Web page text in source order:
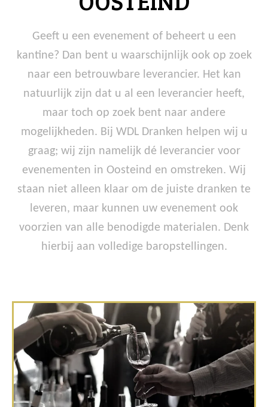
Geeft u een evenement of beheert u een
kantine? Dan bent u waarschijnlijk ook op zoek
naar een betrouwbare leverancier. Het kan
natuurlijk zijn dat u al een leverancier heeft,
maar toch op zoek bent naar andere
mogelijkheden. Bij WDL Dranken helpen wij u
graag; wij zijn namelijk dé leverancier voor
evenementen in Oosteind en omstreken. Wij
staan niet alleen klaar om de juiste dranken te
leveren, maar kunnen uw evenement ook
voorzien van alle benodigde materialen. Denk
hierbij aan volledige baropstellingen.